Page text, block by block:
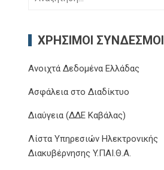
ΧΡΉΣΙΜΟΙ ΣΎΝΔΕΣΜΟΙ
Ανοιχτά Δεδομένα Ελλάδας
Ασφάλεια στο Διαδίκτυο
Διαύγεια (ΔΔΕ Καβάλας)
Λίστα Υπηρεσιών Ηλεκτρονικής
Διακυβέρνησης Y.ΠΑΙ.Θ.Α.